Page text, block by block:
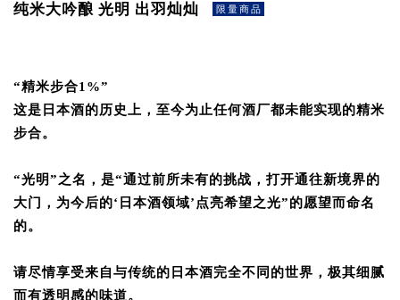
纯米大吟酿 光明 出羽灿灿 限量商品
“精米步合1%”
这是日本酒的历史上，至今为止任何酒厂都未能实现的精米
步合。
“光明”之名，是“通过前所未有的挑战，打开通往新境界的
大门，为今后的‘日本酒领域’点亮希望之光”的愿望而命名
的。
请尽情享受来自与传统的日本酒完全不同的世界，极其细腻
而有透明感的味道。